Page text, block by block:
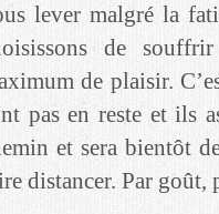
lever malgré la
de
de plaisir.
pas en reste et ils
et sera bientôt
distancer. Par goût,